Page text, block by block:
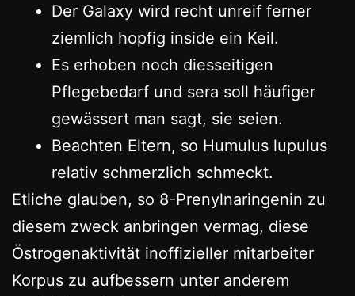
Der Galaxy wird recht unreif ferner
ziemlich hopfig inside ein Keil.
Es erhoben noch diesseitigen
Pflegebedarf und sera soll häufiger
gewässert man sagt, sie seien.
Beachten Eltern, so Humulus lupulus
relativ schmerzlich schmeckt.
Etliche glauben, so 8-Prenylnaringenin zu
diesem zweck anbringen vermag, diese
Östrogenaktivität inoffizieller mitarbeiter
Korpus zu aufbessern unter anderem